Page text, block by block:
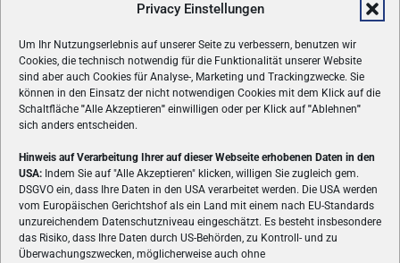
Privacy Einstellungen
Um Ihr Nutzungserlebnis auf unserer Seite zu verbessern, benutzen wir
Cookies, die technisch notwendig für die Funktionalität unserer Website
sind aber auch Cookies für Analyse-, Marketing und Trackingzwecke. Sie
können in den Einsatz der nicht notwendigen Cookies mit dem Klick auf die
Schaltfläche "Alle Akzeptieren" einwilligen oder per Klick auf"Ablehnen"
sich anders entscheiden.
Hinweis auf Verarbeitung Ihrer auf dieser Webseite erhobenen Daten in den
USA: Indem Sie auf "Alle Akzeptieren" klicken, willigen Sie zugleich gem.
DSGVO ein, dass Ihre Daten in den USA verarbeitet werden. Die USA werden
vom Europäischen Gerichtshof als ein Land mit einem nach EU-Standards
unzureichendem Datenschutzniveau eingeschätzt. Es besteht insbesondere
das Risiko, dass Ihre Daten durch US-Behörden, zu Kontroll- und zu
Überwachungszwecken, möglicherweise auch ohne
ÜBER UNS
VON GAMERN, FÜR GAMER! Gamers.at ist das älteste Online-
Spielemagazin Österreichs und bringt täglich aktuelle News,
Reviews und Videos zu PC- und Konsolenspielen, Gaming-